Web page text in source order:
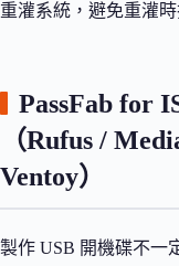
重灌系統，避免重灌
PassFab for
（Rufus /
Ventoy）
製作 USB 開機碟不一